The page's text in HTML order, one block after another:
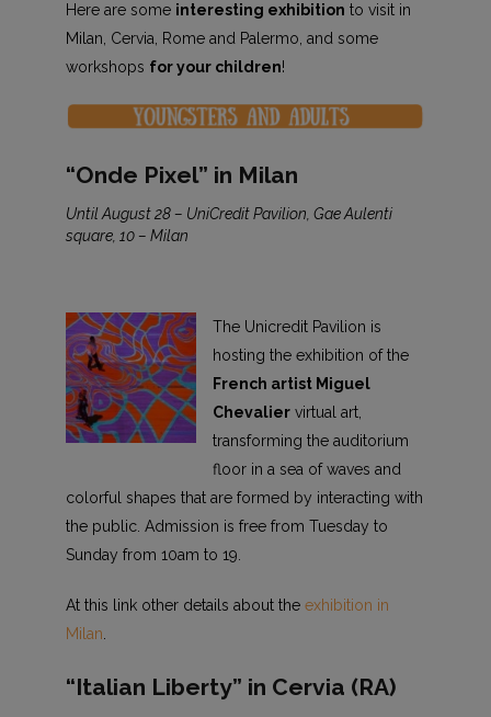
Here are some interesting exhibition to visit in
Milan, Cervia, Rome and Palermo, and some
workshops for your children!
“Onde Pixel” in Milan
Until August 28 – UniCredit Pavilion, Gae Aulenti
square, 10 – Milan
The Unicredit Pavilion is
hosting the exhibition of the
French artist Miguel
Chevaliervirtual art,
transforming the auditorium
floor in a sea of waves and
colorful shapes that are formed by interacting with
the public. Admission is free from Tuesday to
Sunday from 10am to 19.
At this link other details about the exhibition in
Milan.
“Italian Liberty” in Cervia (RA)